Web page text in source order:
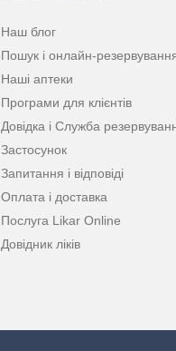
Наш блог
Пошук і онлайн-резервування
Наші аптеки
Програми для клієнтів
Довідка і Служба
Застосунок
Запитання і відповіді
Оплата і доставка
Послуга Likar Online
Довідник ліків